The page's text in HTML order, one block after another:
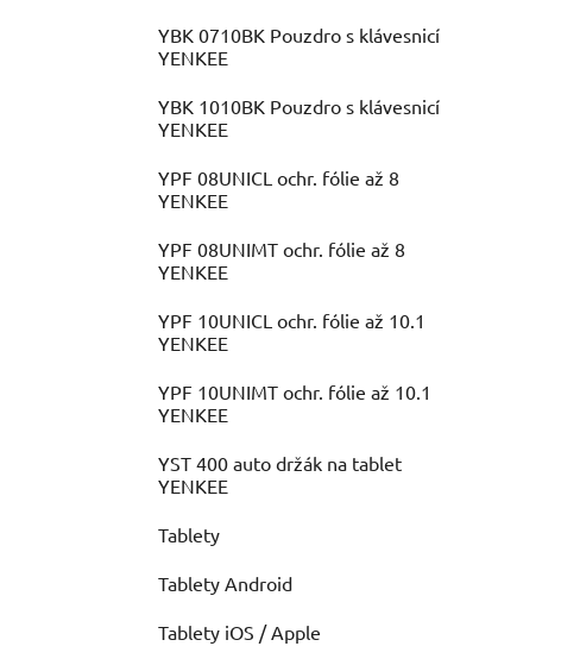
YBK 0710BK Pouzdro s klávesnicí
YENKEE
YBK 1010BK Pouzdro s klávesnicí
YENKEE
YPF 08UNICL ochr. fólie až 8
YENKEE
YPF 08UNIMT ochr. fólie až 8
YENKEE
YPF 10UNICL ochr. fólie až 10.1
YENKEE
YPF 10UNIMT ochr. fólie až 10.1
YENKEE
YST 400 auto držák na tablet
YENKEE
Tablety
Tablety Android
Tablety iOS / Apple